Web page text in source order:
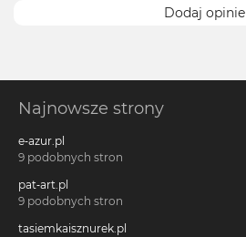
Dodaj opinie
Najnowsze strony
e-azur.pl
9 podobnych stron
pat-art.pl
9 podobnych stron
tasiemkaisznurek.pl